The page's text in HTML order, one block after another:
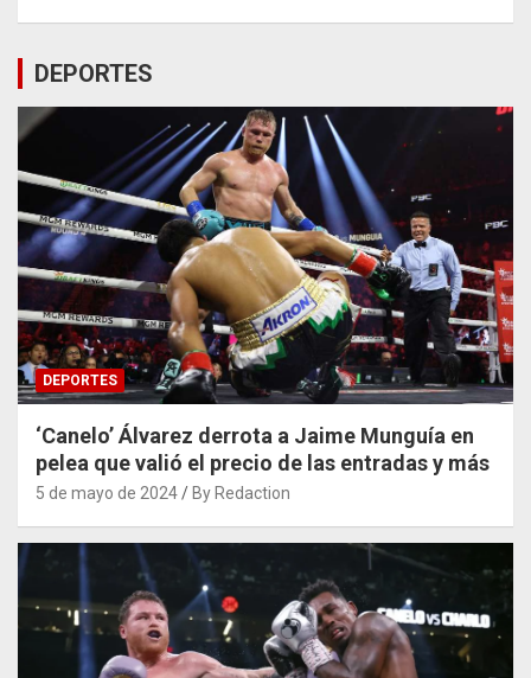
DEPORTES
DEPORTES
‘Canelo’ Álvarez derrota a Jaime Munguía en
pelea que valió el precio de las entradas y más
5 de mayo de 2024 By Redaction